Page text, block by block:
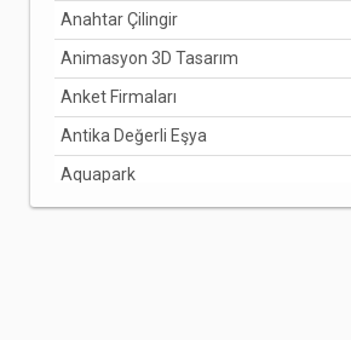
ERZİNCAN
ERZURUM
ESKİŞEHİR
GAZİANTEP
GİRESUN
Anahtar Çilingir
Animasyon 3D Tasarım
Anket Firmaları
Antika Değerli Eşya
Aquapark
Arabuluculuk Hizmetleri